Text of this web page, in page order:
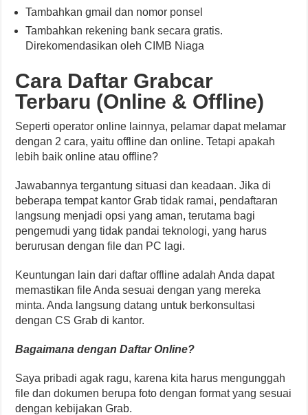
Tambahkan gmail dan nomor ponsel
Tambahkan rekening bank secara gratis.
Direkomendasikan oleh CIMB Niaga
Cara Daftar Grabcar
Terbaru (Online & Offline)
Seperti operator online lainnya, pelamar dapat melamar
dengan 2 cara, yaitu offline dan online. Tetapi apakah
lebih baik online atau offline?
Jawabannya tergantung situasi dan keadaan. Jika di
beberapa tempat kantor Grab tidak ramai, pendaftaran
langsung menjadi opsi yang aman, terutama bagi
pengemudi yang tidak pandai teknologi, yang harus
berurusan dengan file dan PC lagi.
Keuntungan lain dari daftar offline adalah Anda dapat
memastikan file Anda sesuai dengan yang mereka
minta. Anda langsung datang untuk berkonsultasi
dengan CS Grab di kantor.
Bagaimana dengan Daftar Online?
Saya pribadi agak ragu, karena kita harus mengunggah
file dan dokumen berupa foto dengan format yang sesuai
dengan kebijakan Grab.